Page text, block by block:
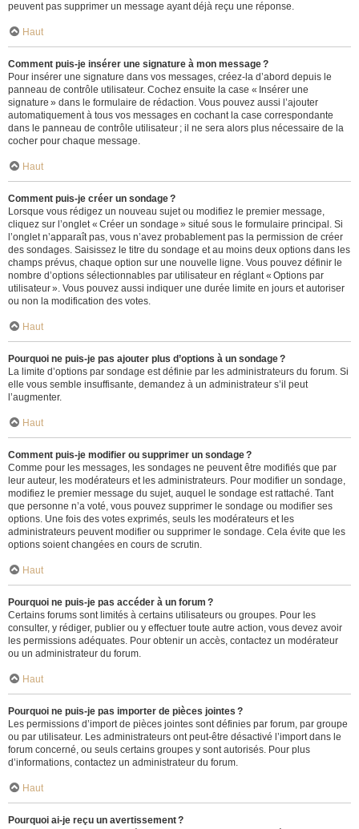
peuvent pas supprimer un message ayant déjà reçu une réponse.
Haut
Comment puis-je insérer une signature à mon message ?
Pour insérer une signature dans vos messages, créez-la d’abord depuis le
panneau de contrôle utilisateur. Cochez ensuite la case « Insérer une
signature » dans le formulaire de rédaction. Vous pouvez aussi l’ajouter
automatiquement à tous vos messages en cochant la case correspondante
dans le panneau de contrôle utilisateur ; il ne sera alors plus nécessaire de la
cocher pour chaque message.
Haut
Comment puis-je créer un sondage ?
Lorsque vous rédigez un nouveau sujet ou modifiez le premier message,
cliquez sur l’onglet « Créer un sondage » situé sous le formulaire principal. Si
l’onglet n’apparaît pas, vous n’avez probablement pas la permission de créer
des sondages. Saisissez le titre du sondage et au moins deux options dans les
champs prévus, chaque option sur une nouvelle ligne. Vous pouvez définir le
nombre d’options sélectionnables par utilisateur en réglant « Options par
utilisateur ». Vous pouvez aussi indiquer une durée limite en jours et autoriser
ou non la modification des votes.
Haut
Pourquoi ne puis-je pas ajouter plus d’options à un sondage ?
La limite d’options par sondage est définie par les administrateurs du forum. Si
elle vous semble insuffisante, demandez à un administrateur s’il peut
l’augmenter.
Haut
Comment puis-je modifier ou supprimer un sondage ?
Comme pour les messages, les sondages ne peuvent être modifiés que par
leur auteur, les modérateurs et les administrateurs. Pour modifier un sondage,
modifiez le premier message du sujet, auquel le sondage est rattaché. Tant
que personne n’a voté, vous pouvez supprimer le sondage ou modifier ses
options. Une fois des votes exprimés, seuls les modérateurs et les
administrateurs peuvent modifier ou supprimer le sondage. Cela évite que les
options soient changées en cours de scrutin.
Haut
Pourquoi ne puis-je pas accéder à un forum ?
Certains forums sont limités à certains utilisateurs ou groupes. Pour les
consulter, y rédiger, publier ou y effectuer toute autre action, vous devez avoir
les permissions adéquates. Pour obtenir un accès, contactez un modérateur
ou un administrateur du forum.
Haut
Pourquoi ne puis-je pas importer de pièces jointes ?
Les permissions d’import de pièces jointes sont définies par forum, par groupe
ou par utilisateur. Les administrateurs ont peut-être désactivé l’import dans le
forum concerné, ou seuls certains groupes y sont autorisés. Pour plus
d’informations, contactez un administrateur du forum.
Haut
Pourquoi ai-je reçu un avertissement ?